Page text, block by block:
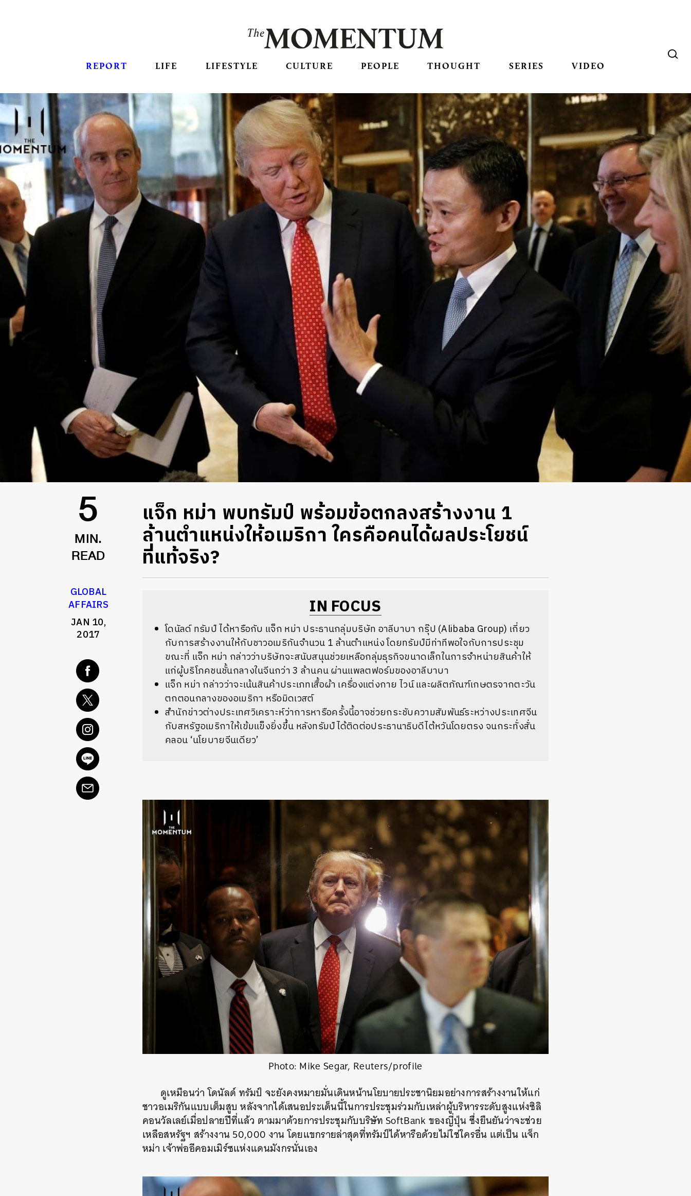
REPORT LIFE LIFESTYLE CULTURE PEOPLE THOUGHT SERIES VIDEO
5
MIN.
READ
GLOBAL
AFFAIRS
JAN 10,
2017
แจ็ก หม่า พบทรัมป์ พร้อมข้อตกลงสร้างงาน 1
ล้านตำแหน่งให้อเมริกา ใครคือคนได้ผลประโยชน์
ที่แท้จริง?
IN FOCUS
โดนัลด์ ทรัมป์ ได้หารือกับ แจ็ก หม่า ประธานกลุ่มบริษัท อาลีบาบา กรุ๊ป (Alibaba Group) เกี่ยว
กับการสร้างงานให้กับชาวอเมริกันจำนวน 1 ล้านตำแหน่ง โดยทรัมป์มีท่าทีพอใจกับการประชุม
ขณะที่ แจ็ก หม่า กล่าวว่าบริษัทจะสนับสนุนช่วยเหลือกลุ่มธุรกิจขนาดเล็กในการจำหน่ายสินค้าให้
แก่ผู้บริโภคชนชั้นกลางในจีนกว่า 3 ล้านคน ผ่านแพลตฟอร์มของอาลีบาบา
แจ็ก หม่า กล่าวว่าจะเน้นสินค้าประเภทเสื้อผ้า เครื่องแต่งกาย ไวน์ และผลิตภัณฑ์เกษตรจากตะวัน
ตกตอนกลางของอเมริกา หรือมิดเวสต์
สำนักข่าวต่างประเทศวิเคราะห์ว่าการหารือครั้งนี้อาจช่วยกระชับความสัมพันธ์ระหว่างประเทศจีน
กับสหรัฐอเมริกาให้เข้มแข็งยิ่งขึ้น หลังทรัมป์ได้ติดต่อประธานาธิบดีไต้หวันโดยตรง จนกระทั่งสั่น
คลอน ‘นโยบายจีนเดียว’
Photo: Mike Segar, Reuters/profile
ดูเหมือนว่า โดนัลด์ ทรัมป์ จะยังคงหมายมั่นเดินหน้านโยบายประชานิยมอย่างการสร้างงานให้แก่
ชาวอเมริกันแบบเต็มสูบ หลังจากได้เสนอประเด็นนี้ในการประชุมร่วมกับเหล่าผู้บริหารระดับสูงแห่งซิลิ
คอนวัลเลย์เมื่อปลายปีที่แล้ว ตามมาด้วยการประชุมกับบริษัท SoftBank ของญี่ปุ่น ซึ่งยืนยันว่าจะช่วย
เหลือสหรัฐฯ สร้างงาน 50,000 งาน โดยแขกรายล่าสุดที่ทรัมป์ได้หารือด้วยไม่ใช่ใครอื่น แต่เป็น แจ็ก
หม่า เจ้าพ่ออีคอมเมิร์ซแห่งแดนมังกรนั่นเอง
ค้นหา